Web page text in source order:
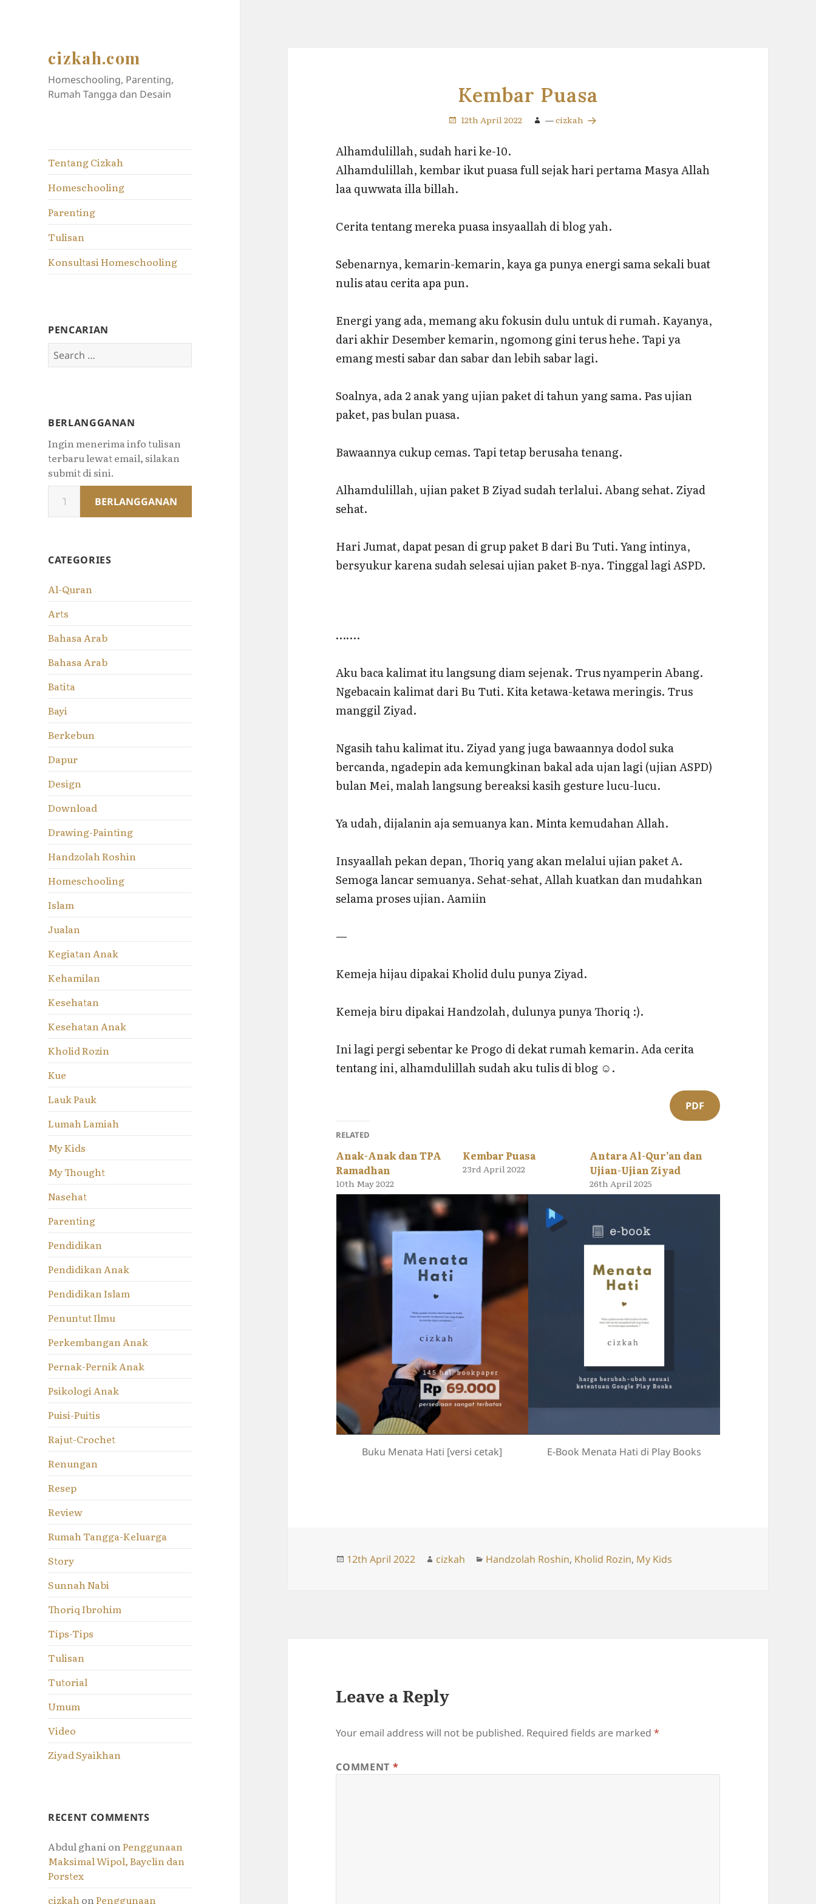
cizkah.com
Homeschooling, Parenting,
Rumah Tangga dan Desain
Tentang Cizkah
Homeschooling
Parenting
Tulisan
Konsultasi Homeschooling
PENCARIAN
Search
for:
BERLANGGANAN
Ingin menerima info tulisan
terbaru lewat email, silakan
submit di sini.
your
email…
BERLANGGANAN
CATEGORIES
Al-Quran
Arts
Bahasa Arab
Bahasa Arab
Batita
Bayi
Berkebun
Dapur
Design
Download
Drawing-Painting
Handzolah Roshin
Homeschooling
Islam
Jualan
Kegiatan Anak
Kehamilan
Kesehatan
Kesehatan Anak
Kholid Rozin
Kue
Lauk Pauk
Lumah Lamiah
My Kids
My Thought
Nasehat
Parenting
Pendidikan
Pendidikan Anak
Pendidikan Islam
Penuntut Ilmu
Perkembangan Anak
Pernak-Pernik Anak
Psikologi Anak
Puisi-Puitis
Rajut-Crochet
Renungan
Resep
Review
Rumah Tangga-Keluarga
Story
Sunnah Nabi
Thoriq Ibrohim
Tips-Tips
Tulisan
Tutorial
Umum
Video
Ziyad Syaikhan
RECENT COMMENTS
Abdul ghanionPenggunaan
Maksimal Wipol, Bayclin dan
Porstex
cizkahonPenggunaan
Kembar Puasa
12th April 2022 —cizkah
Alhamdulillah, sudah hari ke-10.
Alhamdulillah, kembar ikut puasa full sejak hari pertama Masya Allah
laa quwwata illa billah.
Cerita tentang mereka puasa insyaallah di blog yah.
Sebenarnya, kemarin-kemarin, kaya ga punya energi sama sekali buat
nulis atau cerita apa pun.
Energi yang ada, memang aku fokusin dulu untuk di rumah. Kayanya,
dari akhir Desember kemarin, ngomong gini terus hehe. Tapi ya
emang mesti sabar dan sabar dan lebih sabar lagi.
Soalnya, ada 2 anak yang ujian paket di tahun yang sama. Pas ujian
paket, pas bulan puasa.
Bawaannya cukup cemas. Tapi tetap berusaha tenang.
Alhamdulillah, ujian paket B Ziyad sudah terlalui. Abang sehat. Ziyad
sehat.
Hari Jumat, dapat pesan di grup paket B dari Bu Tuti. Yang intinya,
bersyukur karena sudah selesai ujian paket B-nya. Tinggal lagi ASPD.
…….
Aku baca kalimat itu langsung diam sejenak. Trus nyamperin Abang.
Ngebacain kalimat dari Bu Tuti. Kita ketawa-ketawa meringis. Trus
manggil Ziyad.
Ngasih tahu kalimat itu. Ziyad yang juga bawaannya dodol suka
bercanda, ngadepin ada kemungkinan bakal ada ujan lagi (ujian ASPD)
bulan Mei, malah langsung bereaksi kasih gesture lucu-lucu.
Ya udah, dijalanin aja semuanya kan. Minta kemudahan Allah.
Insyaallah pekan depan, Thoriq yang akan melalui ujian paket A.
Semoga lancar semuanya. Sehat-sehat, Allah kuatkan dan mudahkan
selama proses ujian. Aamiin
—
Kemeja hijau dipakai Kholid dulu punya Ziyad.
Kemeja biru dipakai Handzolah, dulunya punya Thoriq :).
Ini lagi pergi sebentar ke Progo di dekat rumah kemarin. Ada cerita
tentang ini, alhamdulillah sudah aku tulis di blog ☺️.
PDF
RELATED
Anak-Anak dan TPA
Ramadhan
10th May 2022
Kembar Puasa
23rd April 2022
Antara Al-Qur’an dan
Ujian-Ujian Ziyad
26th April 2025
Buku Menata Hati [versi cetak] E-Book Menata Hati di Play Books
Posted
12th April 2022 Author
cizkah Categories
Handzolah Roshin, Kholid Rozin, My Kids
Leave a Reply
Your email address will not be published. Required fields are marked*
COMMENT *